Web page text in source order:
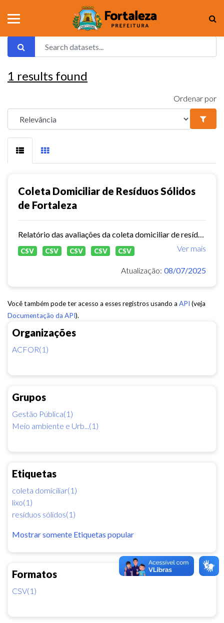
Organizações
ACFOR(1)
Grupos
Gestão Pública(1)
Meio ambiente e Urb...(1)
Etiquetas
coleta domiciliar(1)
lixo(1)
resíduos sólidos(1)
Mostrar somente Etiquetas popular
Formatos
CSV(1)
1 results found
Ordenar por
Coleta Domiciliar de Resíduos Sólidos
de Fortaleza
Ver mais
CSV CSV CSV CSV CSV
Atualização: 08/07/2025
Você também pode ter acesso a esses registros usando a API (veja
Documentação da API).